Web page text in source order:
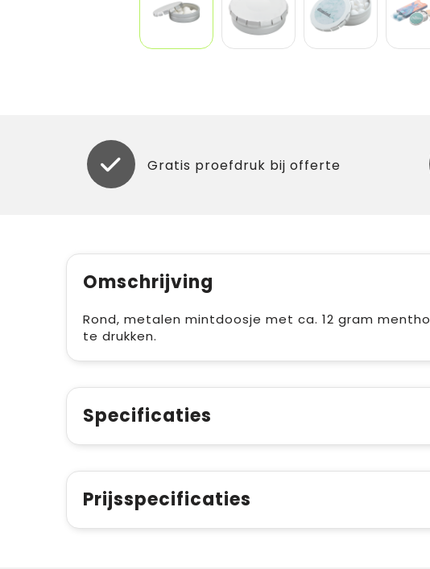
Gratis proefdruk bij offerte
Omschrijving
Rond, metalen mintdoosje met ca. 12 gram
te drukken.
Specificaties
Prijsspecificaties